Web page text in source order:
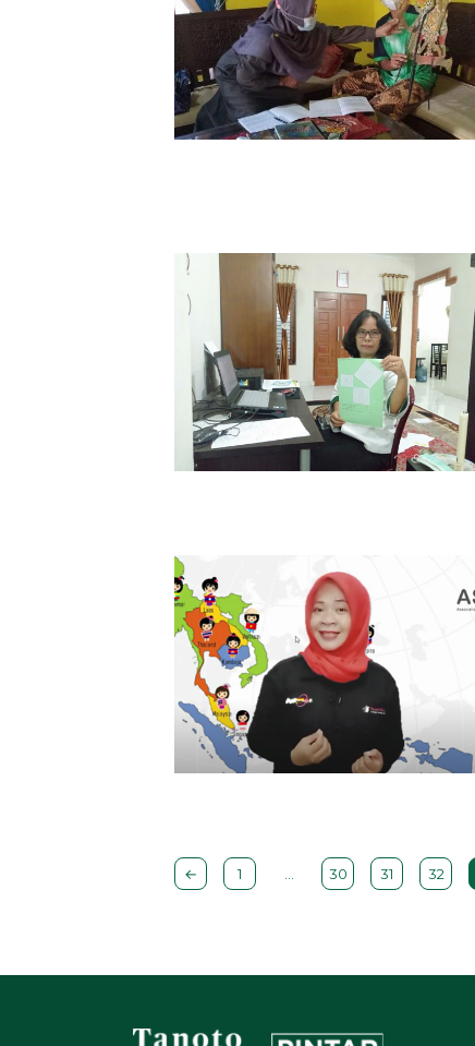
← 1 30 31 32